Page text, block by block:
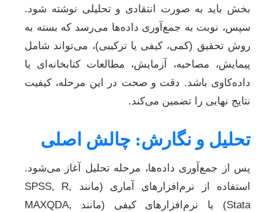
بخش باید به صورت انتقادی و تحلیلی نوشته شود.
سپس، نوبت به جمع‌آوری داده‌ها می‌رسد که بسته به
روش تحقیق (کمی، کیفی یا ترکیبی)، می‌تواند شامل
پیمایش، مصاحبه، آزمایش، مطالعات کتابخانه‌ای یا
داده‌کاوی باشد. دقت و صحت در این مرحله، کیفیت
نتایج نهایی را تضمین می‌کند.
تحلیل و نگارش: چالش اصلی
پس از جمع‌آوری داده‌ها، مرحله تحلیل آغاز می‌شود.
استفاده از نرم‌افزارهای آماری (مانند SPSS, R,
Stata) یا نرم‌افزارهای کیفی (مانند MAXQDA,